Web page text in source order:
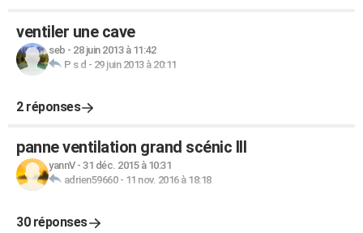
ventiler une cave
seb - 28 juin 2013 à 11:42
P s d - 29 juin 2013 à 20:11
2 réponses
panne ventilation grand scénic III
yannV- 31 déc. 2015 à 10:31
adrien59660- 11 nov. 2016 à 18:18
30 réponses